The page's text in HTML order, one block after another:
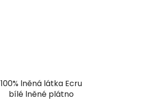
100% lněná látka Ecru
bílé lněné plátno